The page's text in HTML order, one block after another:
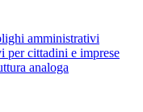
amministrativi
per cittadini e imprese
analoga